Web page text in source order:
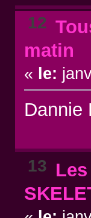
12
matin
« le:
Dannie
13